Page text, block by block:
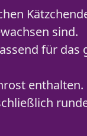
sind.
für das
enthalten.